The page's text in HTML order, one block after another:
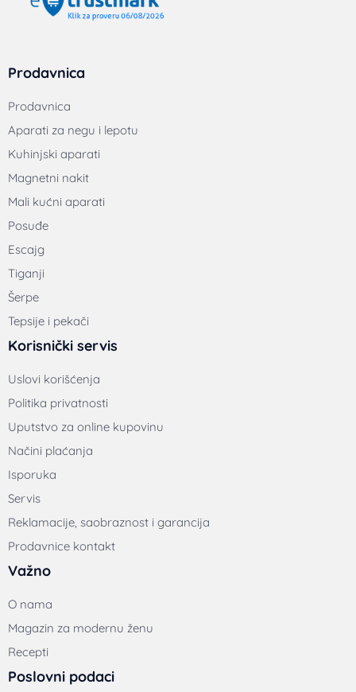
Prodavnica
Prodavnica
Aparati za negu i lepotu
Kuhinjski aparati
Magnetni nakit
Mali kućni aparati
Posuđe
Escajg
Tiganji
Šerpe
Tepsije i pekači
Korisnički servis
Uslovi korišćenja
Politika privatnosti
Uputstvo za online kupovinu
Načini plaćanja
Isporuka
Servis
Reklamacije, saobraznost i garancija
Prodavnice kontakt
Važno
O nama
Magazin za modernu ženu
Recepti
Poslovni podaci